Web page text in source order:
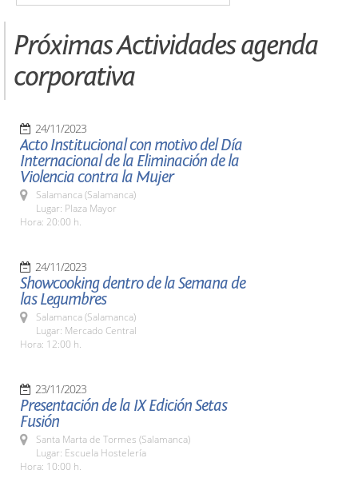
Próximas Actividades agenda
corporativa
24/11/2023
Acto Institucional con motivo del Día
Internacional de la Eliminación de la
Violencia contra la Mujer
Salamanca (Salamanca)
Lugar: Plaza Mayor
Hora: 20:00 h.
24/11/2023
Showcooking dentro de la Semana de
las Legumbres
Salamanca (Salamanca)
Lugar: Mercado Central
Hora: 12:00 h.
23/11/2023
Presentación de la IX Edición Setas
Fusión
Santa Marta de Tormes (Salamanca)
Lugar: Escuela Hostelería
Hora: 10:00 h.